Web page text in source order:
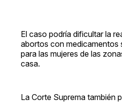
El caso podría dificultar la
abortos con medicamentos
para las mujeres de las
casa.
La Corte Suprema también